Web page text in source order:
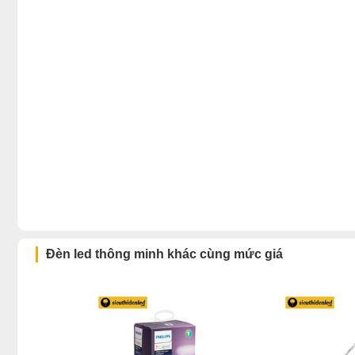
Đèn led thông minh khác cùng mức giá